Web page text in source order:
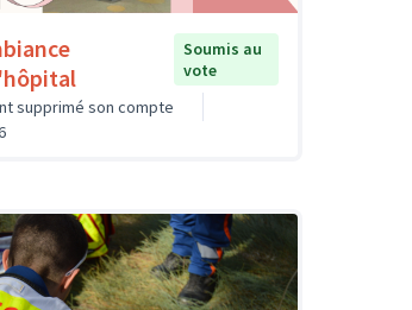
Soumis au
vote
supprimé son compte